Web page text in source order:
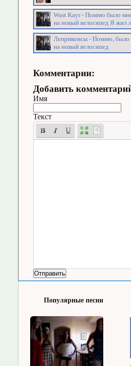
Wast Kayr - Помню было
на новый велосипед Я жил
Леприконсы - Помню, было
на новый велосипед
Комментарии:
Добавить
Имя
Текст
Популярные песни